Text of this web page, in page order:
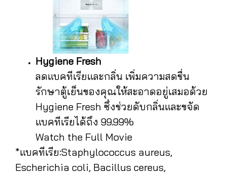
Hygiene Fresh
ลดแบคทีเรียและกลิ่น เพิ่มความสดชื่น
รักษาตู้เย็นของคุณให้สะอาดอยู่เสมอด้วย
Hygiene Fresh ซึ่งช่วยดับกลิ่นและขจัด
แบคทีเรียได้ถึง 99.99%
Watch the Full Movie
*แบคทีเรีย:Staphylococcus aureus,
Escherichia coli, Bacillus cereus,